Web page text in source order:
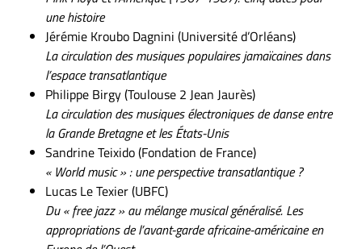
une histoire
Jérémie Kroubo Dagnini (Université d’Orléans)
La circulation des musiques populaires jamaïcaines dans
l’espace transatlantique
Philippe Birgy (Toulouse 2 Jean Jaurès)
La circulation des musiques électroniques de danse entre
la Grande Bretagne et les États-Unis
Sandrine Teixido (Fondation de France)
« World music » : une perspective transatlantique ?
Lucas Le Texier (UBFC)
Du « free jazz » au mélange musical généralisé. Les
appropriations de l’avant-garde africaine-américaine en